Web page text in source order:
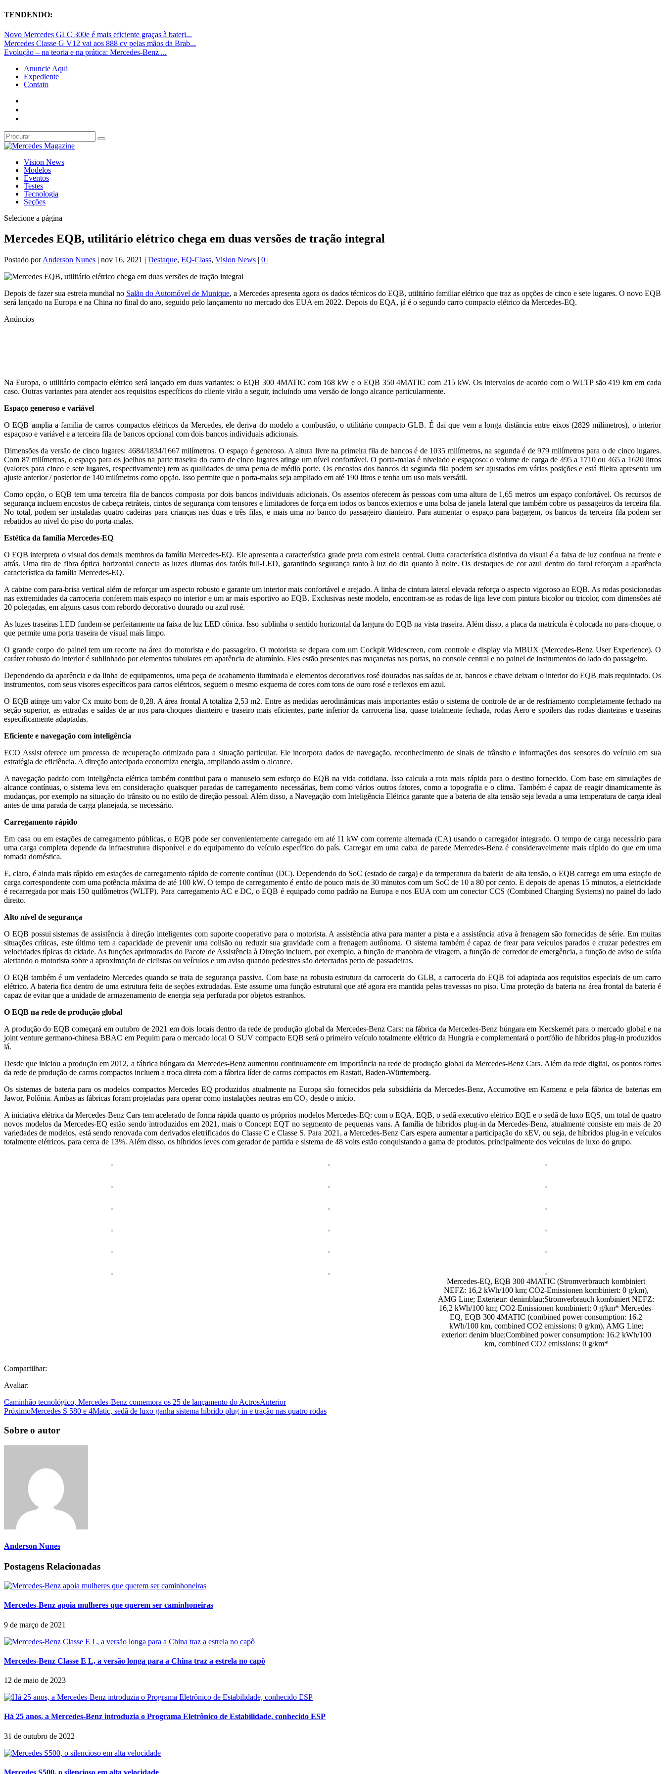
TENDENDO:
Novo Mercedes GLC 300e é mais eficiente graças à bateri...
Mercedes Classe G V12 vai aos 888 cv pelas mãos da Brab...
Evolução – na teoria e na prática: Mercedes-Benz ...
Anuncie Aqui
Expediente
Contato
Vision News
Modelos
Eventos
Testes
Tecnologia
Seções
Selecione a página
Mercedes EQB, utilitário elétrico chega em duas versões de tração integral
Postado porAnderson Nunes | nov 16, 2021 | Destaque, EQ-Class, Vision News | 0 |
Depois de fazer sua estreia mundial no Salão do Automóvel de Munique, a Mercedes apresenta agora os dados técnicos do EQB, utilitário familiar elétrico que traz as opções de cinco e sete lugares. O novo EQB
será lançado na Europa e na China no final do ano, seguido pelo lançamento no mercado dos EUA em 2022. Depois do EQA, já é o segundo carro compacto elétrico da Mercedes-EQ.
Anúncios
Na Europa, o utilitário compacto elétrico será lançado em duas variantes: o EQB 300 4MATIC com 168 kW e o EQB 350 4MATIC com 215 kW. Os intervalos de acordo com o WLTP são 419 km em cada
caso. Outras variantes para atender aos requisitos específicos do cliente virão a seguir, incluindo uma versão de longo alcance particularmente.
Espaço generoso e variável
O EQB amplia a família de carros compactos elétricos da Mercedes, ele deriva do modelo a combustão, o utilitário compacto GLB. É daí que vem a longa distância entre eixos (2829 milímetros), o interior
espaçoso e variável e a terceira fila de bancos opcional com dois bancos individuais adicionais.
Dimensões da versão de cinco lugares: 4684/1834/1667 milímetros. O espaço é generoso. A altura livre na primeira fila de bancos é de 1035 milímetros, na segunda é de 979 milímetros para o de cinco lugares.
Com 87 milímetros, o espaço para os joelhos na parte traseira do carro de cinco lugares atinge um nível confortável. O porta-malas é nivelado e espaçoso: o volume de carga de 495 a 1710 ou 465 a 1620 litros
(valores para cinco e sete lugares, respectivamente) tem as qualidades de uma perua de médio porte. Os encostos dos bancos da segunda fila podem ser ajustados em várias posições e está fileira apresenta um
ajuste anterior / posterior de 140 milímetros como opção. Isso permite que o porta-malas seja ampliado em até 190 litros e tenha um uso mais versátil.
Como opção, o EQB tem uma terceira fila de bancos composta por dois bancos individuais adicionais. Os assentos oferecem às pessoas com uma altura de 1,65 metros um espaço confortável. Os recursos de
segurança incluem encostos de cabeça retráteis, cintos de segurança com tensores e limitadores de força em todos os bancos externos e uma bolsa de janela lateral que também cobre os passageiros da terceira fila.
No total, podem ser instaladas quatro cadeiras para crianças nas duas e três filas, e mais uma no banco do passageiro dianteiro. Para aumentar o espaço para bagagem, os bancos da terceira fila podem ser
rebatidos ao nível do piso do porta-malas.
Estética da família Mercedes-EQ
O EQB interpreta o visual dos demais membros da família Mercedes-EQ. Ele apresenta a característica grade preta com estrela central. Outra característica distintiva do visual é a faixa de luz contínua na frente e
atrás. Uma tira de fibra óptica horizontal conecta as luzes diurnas dos faróis full-LED, garantindo segurança tanto à luz do dia quanto à noite. Os destaques de cor azul dentro do farol reforçam a aparência
característica da família Mercedes-EQ.
A cabine com para-brisa vertical além de reforçar um aspecto robusto e garante um interior mais confortável e arejado. A linha de cintura lateral elevada reforça o aspecto vigoroso ao EQB. As rodas posicionadas
nas extremidades da carroceria conferem mais espaço no interior e um ar mais esportivo ao EQB. Exclusivas neste modelo, encontram-se as rodas de liga leve com pintura bicolor ou tricolor, com dimensões até
20 polegadas, em alguns casos com rebordo decorativo dourado ou azul rosé.
As luzes traseiras LED fundem-se perfeitamente na faixa de luz LED cônica. Isso sublinha o sentido horizontal da largura do EQB na vista traseira. Além disso, a placa da matrícula é colocada no para-choque, o
que permite uma porta traseira de visual mais limpo.
O grande corpo do painel tem um recorte na área do motorista e do passageiro. O motorista se depara com um Cockpit Widescreen, com controle e display via MBUX (Mercedes-Benz User Experience). O
caráter robusto do interior é sublinhado por elementos tubulares em aparência de alumínio. Eles estão presentes nas maçanetas nas portas, no console central e no painel de instrumentos do lado do passageiro.
Dependendo da aparência e da linha de equipamentos, uma peça de acabamento iluminada e elementos decorativos rosé dourados nas saídas de ar, bancos e chave deixam o interior do EQB mais requintado. Os
instrumentos, com seus visores específicos para carros elétricos, seguem o mesmo esquema de cores com tons de ouro rosé e reflexos em azul.
O EQB atinge um valor Cx muito bom de 0,28. A área frontal A totaliza 2,53 m2. Entre as medidas aerodinâmicas mais importantes estão o sistema de controle de ar de resfriamento completamente fechado na
seção superior, as entradas e saídas de ar nos para-choques dianteiro e traseiro mais eficientes, parte inferior da carroceria lisa, quase totalmente fechada, rodas Aero e spoilers das rodas dianteiras e traseiras
especificamente adaptadas.
Eficiente e navegação com inteligência
ECO Assist oferece um processo de recuperação otimizado para a situação particular. Ele incorpora dados de navegação, reconhecimento de sinais de trânsito e informações dos sensores do veículo em sua
estratégia de eficiência. A direção antecipada economiza energia, ampliando assim o alcance.
A navegação padrão com inteligência elétrica também contribui para o manuseio sem esforço do EQB na vida cotidiana. Isso calcula a rota mais rápida para o destino fornecido. Com base em simulações de
alcance contínuas, o sistema leva em consideração quaisquer paradas de carregamento necessárias, bem como vários outros fatores, como a topografia e o clima. Também é capaz de reagir dinamicamente às
mudanças, por exemplo na situação do trânsito ou no estilo de direção pessoal. Além disso, a Navegação com Inteligência Elétrica garante que a bateria de alta tensão seja levada a uma temperatura de carga ideal
antes de uma parada de carga planejada, se necessário.
Carregamento rápido
Em casa ou em estações de carregamento públicas, o EQB pode ser convenientemente carregado em até 11 kW com corrente alternada (CA) usando o carregador integrado. O tempo de carga necessário para
uma carga completa depende da infraestrutura disponível e do equipamento do veículo específico do país. Carregar em uma caixa de parede Mercedes-Benz é consideravelmente mais rápido do que em uma
tomada doméstica.
E, claro, é ainda mais rápido em estações de carregamento rápido de corrente contínua (DC). Dependendo do SoC (estado de carga) e da temperatura da bateria de alta tensão, o EQB carrega em uma estação de
carga correspondente com uma potência máxima de até 100 kW. O tempo de carregamento é então de pouco mais de 30 minutos com um SoC de 10 a 80 por cento. E depois de apenas 15 minutos, a eletricidade
é recarregada por mais 150 quilômetros (WLTP). Para carregamento AC e DC, o EQB é equipado como padrão na Europa e nos EUA com um conector CCS (Combined Charging Systems) no painel do lado
direito.
Alto nível de segurança
O EQB possui sistemas de assistência à direção inteligentes com suporte cooperativo para o motorista. A assistência ativa para manter a pista e a assistência ativa à frenagem são fornecidas de série. Em muitas
situações críticas, este último tem a capacidade de prevenir uma colisão ou reduzir sua gravidade com a frenagem autônoma. O sistema também é capaz de frear para veículos parados e cruzar pedestres em
velocidades típicas da cidade. As funções aprimoradas do Pacote de Assistência à Direção incluem, por exemplo, a função de manobra de viragem, a função de corredor de emergência, a função de aviso de saída
alertando o motorista sobre a aproximação de ciclistas ou veículos e um aviso quando pedestres são detectados perto de passadeiras.
O EQB também é um verdadeiro Mercedes quando se trata de segurança passiva. Com base na robusta estrutura da carroceria do GLB, a carroceria do EQB foi adaptada aos requisitos especiais de um carro
elétrico. A bateria fica dentro de uma estrutura feita de seções extrudadas. Este assume uma função estrutural que até agora era mantida pelas travessas no piso. Uma proteção da bateria na área frontal da bateria é
capaz de evitar que a unidade de armazenamento de energia seja perfurada por objetos estranhos.
O EQB na rede de produção global
A produção do EQB começará em outubro de 2021 em dois locais dentro da rede de produção global da Mercedes-Benz Cars: na fábrica da Mercedes-Benz húngara em Kecskemét para o mercado global e na
joint venture germano-chinesa BBAC em Pequim para o mercado local O SUV compacto EQB será o primeiro veículo totalmente elétrico da Hungria e complementará o portfólio de híbridos plug-in produzidos
lá.
Desde que iniciou a produção em 2012, a fábrica húngara da Mercedes-Benz aumentou continuamente em importância na rede de produção global da Mercedes-Benz Cars. Além da rede digital, os pontos fortes
da rede de produção de carros compactos incluem a troca direta com a fábrica líder de carros compactos em Rastatt, Baden-Württemberg.
Os sistemas de bateria para os modelos compactos Mercedes EQ produzidos atualmente na Europa são fornecidos pela subsidiária da Mercedes-Benz, Accumotive em Kamenz e pela fábrica de baterias em
Jawor, Polônia. Ambas as fábricas foram projetadas para operar como instalações neutras em CO₂ desde o início.
A iniciativa elétrica da Mercedes-Benz Cars tem acelerado de forma rápida quanto os próprios modelos Mercedes-EQ: com o EQA, EQB, o sedã executivo elétrico EQE e o sedã de luxo EQS, um total de quatro
novos modelos da Mercedes-EQ estão sendo introduzidos em 2021, mais o Concept EQT no segmento de pequenas vans. A família de híbridos plug-in da Mercedes-Benz, atualmente consiste em mais de 20
variedades de modelos, está sendo renovada com derivados eletrificados do Classe C e Classe S. Para 2021, a Mercedes-Benz Cars espera aumentar a participação do xEV, ou seja, de híbridos plug-in e veículos
totalmente elétricos, para cerca de 13%. Além disso, os híbridos leves com gerador de partida e sistema de 48 volts estão conquistando a gama de produtos, principalmente dos veículos de luxo do grupo.
Mercedes-EQ, EQB 300 4MATIC (Stromverbrauch kombiniert
NEFZ: 16,2 kWh/100 km; CO2-Emissionen kombiniert: 0 g/km),
AMG Line; Exterieur: denimblau;Stromverbrauch kombiniert NEFZ:
16,2 kWh/100 km; CO2-Emissionen kombiniert: 0 g/km* Mercedes-
EQ, EQB 300 4MATIC (combined power consumption: 16.2
kWh/100 km, combined CO2 emissions: 0 g/km), AMG Line;
exterior: denim blue;Combined power consumption: 16.2 kWh/100
km, combined CO2 emissions: 0 g/km*
Compartilhar:
Avaliar:
Caminhão tecnológico, Mercedes-Benz comemora os 25 de lançamento do ActrosAnterior
PróximoMercedes S 580 e 4Matic, sedã de luxo ganha sistema híbrido plug-in e tração nas quatro rodas
Sobre o autor
Anderson Nunes
Postagens Relacionadas
Mercedes-Benz apoia mulheres que querem ser caminhoneiras
9 de março de 2021
Mercedes-Benz Classe E L, a versão longa para a China traz a estrela no capô
12 de maio de 2023
Há 25 anos, a Mercedes-Benz introduzia o Programa Eletrônico de Estabilidade, conhecido ESP
31 de outubro de 2022
Mercedes S500, o silencioso em alta velocidade